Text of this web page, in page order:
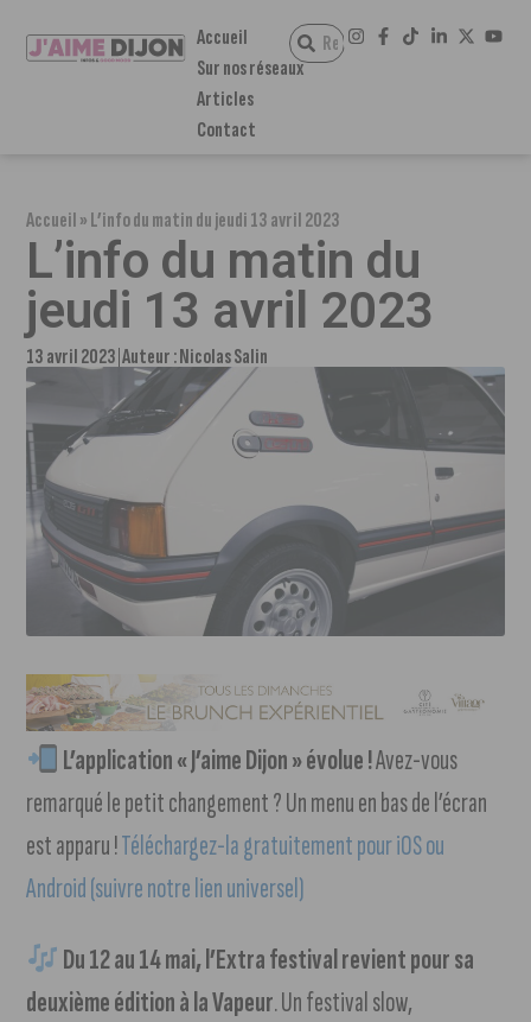
Accueil
Sur nos réseaux
Articles
Contact
Accueil»L’info du matin du jeudi 13 avril 2023
L’info du matin du
jeudi 13 avril 2023
13 avril 2023 Auteur :Nicolas Salin
L’application « J’aime Dijon » évolue !Avez-vous
remarqué le petit changement ? Un menu en bas de l’écran
est apparu !Téléchargez-la gratuitement pour iOS ou
Android (suivre notre lien universel)
Du 12 au 14 mai, l’Extra festival revient pour sa
deuxième édition à la Vapeur. Un festival slow,